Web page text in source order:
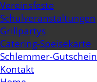
Vereinsfeste
Schulveranstaltungen
Grillpartys
Catering-Speisekarte
Schlemmer-Gutschein
Kontakt